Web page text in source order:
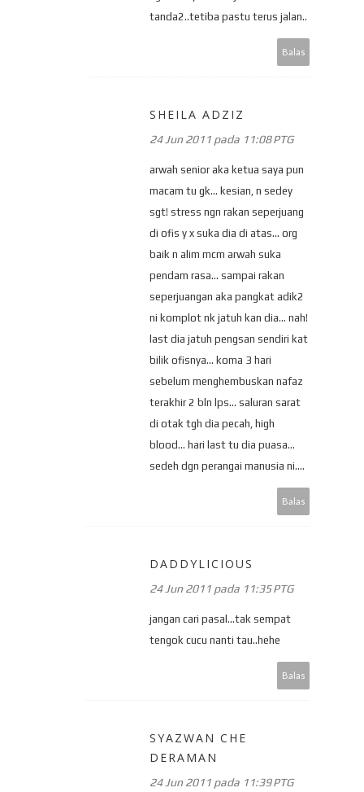
tanda2..tetiba pastu terus jalan..
Balas
SHEILA ADZIZ
24 Jun 2011 pada 11:08 PTG
arwah senior aka ketua saya pun
macam tu gk... kesian, n sedey
sgt! stress ngn rakan seperjuang
di ofis y x suka dia di atas... org
baik n alim mcm arwah suka
pendam rasa... sampai rakan
seperjuangan aka pangkat adik2
ni komplot nk jatuh kan dia... nah!
last dia jatuh pengsan sendiri kat
bilik ofisnya... koma 3 hari
sebelum menghembuskan nafaz
terakhir 2 bln lps... saluran sarat
di otak tgh dia pecah, high
blood... hari last tu dia puasa...
sedeh dgn perangai manusia ni....
Balas
DADDYLICIOUS
24 Jun 2011 pada 11:35 PTG
jangan cari pasal...tak sempat
tengok cucu nanti tau..hehe
Balas
SYAZWAN CHE
DERAMAN
24 Jun 2011 pada 11:39 PTG